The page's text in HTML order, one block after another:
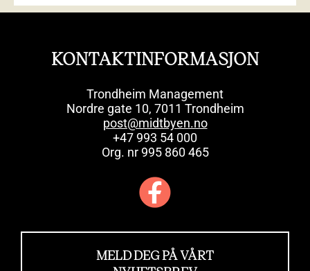
KONTAKTINFORMASJON
Trondheim Management
Nordre gate 10, 7011 Trondheim
post@midtbyen.no
+47 993 54 000
Org. nr 995 860 465
MELD DEG PÅ VÅRT